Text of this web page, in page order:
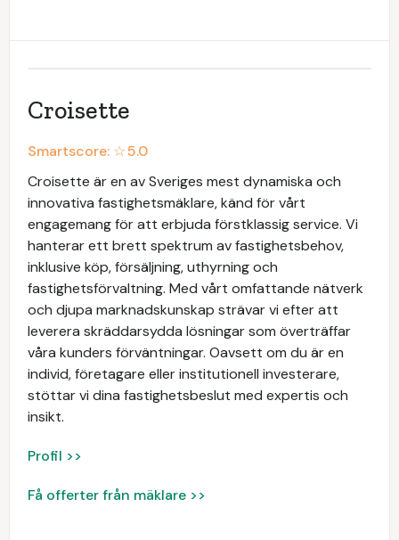
Croisette
Smartscore: ☆5.0
Croisette är en av Sveriges mest dynamiska och
innovativa fastighetsmäklare, känd för vårt
engagemang för att erbjuda förstklassig service. Vi
hanterar ett brett spektrum av fastighetsbehov,
inklusive köp, försäljning, uthyrning och
fastighetsförvaltning. Med vårt omfattande nätverk
och djupa marknadskunskap strävar vi efter att
leverera skräddarsydda lösningar som överträffar
våra kunders förväntningar. Oavsett om du är en
individ, företagare eller institutionell investerare,
stöttar vi dina fastighetsbeslut med expertis och
insikt.
Profil >>
Få offerter från mäklare >>